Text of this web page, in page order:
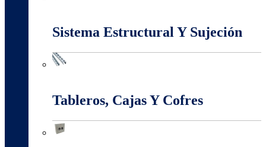
Sistema Estructural Y Sujeción
Tableros, Cajas Y Cofres